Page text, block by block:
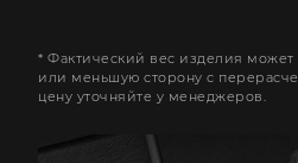
* Фактический вес изделия может
или меньшую сторону с
цену уточняйте у менеджеров.